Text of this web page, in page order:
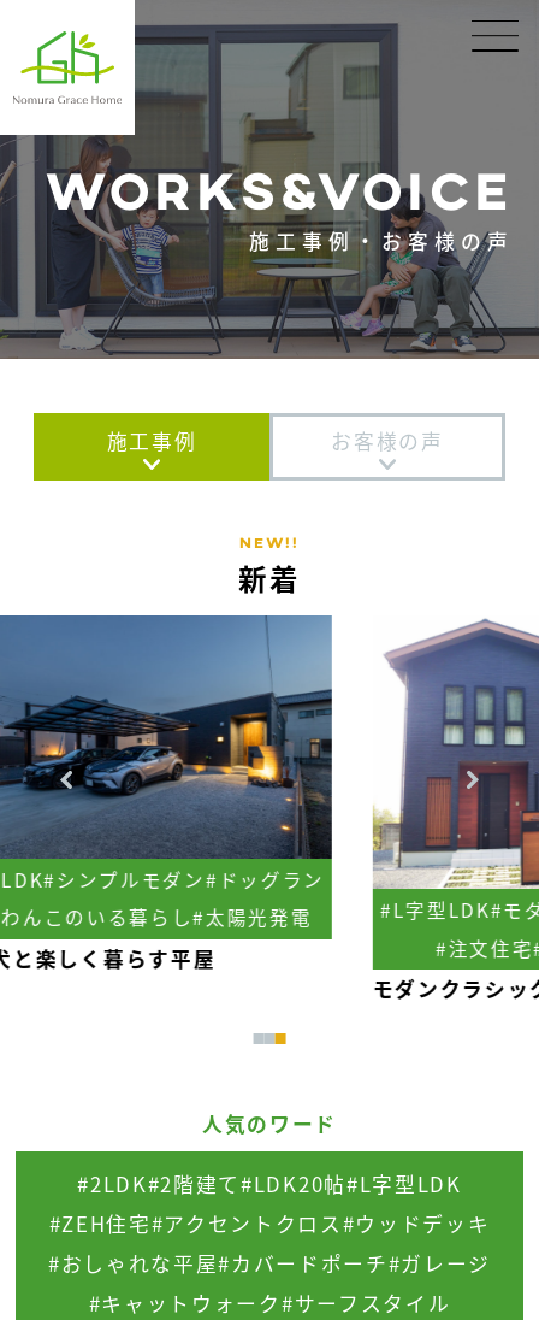
WORKS&VOICE
施工事例・お客様の声
施工事例 お客様の声
NEW!!
新着
ン
電
#L字型LDK#モダンクラシック#借景
#注文住宅#畳のある寝室 #
憧
人気のワード
#2LDK#2階建て#LDK20帖#L字型LDK
#ZEH住宅#アクセントクロス#ウッドデッキ
#おしゃれな平屋#カバードポーチ#ガレージ
#キャットウォーク#サーフスタイル